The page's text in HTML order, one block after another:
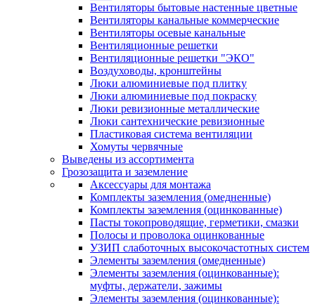
Вентиляторы бытовые настенные цветные
Вентиляторы канальные коммерческие
Вентиляторы осевые канальные
Вентиляционные решетки
Вентиляционные решетки "ЭКО"
Воздуховоды, кронштейны
Люки алюминиевые под плитку
Люки алюминиевые под покраску
Люки ревизионные металлические
Люки сантехнические ревизионные
Пластиковая система вентиляции
Хомуты червячные
Выведены из ассортимента
Грозозащита и заземление
Аксессуары для монтажа
Комплекты заземления (омедненные)
Комплекты заземления (оцинкованные)
Пасты токопроводящие, герметики, смазки
Полосы и проволока оцинкованные
УЗИП слаботочных высокочастотных систем
Элементы заземления (омедненные)
Элементы заземления (оцинкованные):
муфты, держатели, зажимы
Элементы заземления (оцинкованные):